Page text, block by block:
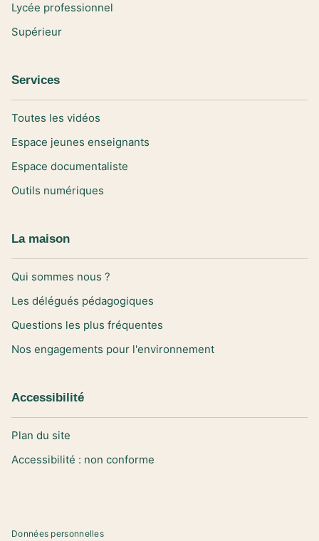
Lycée professionnel
Supérieur
Services
Toutes les vidéos
Espace jeunes enseignants
Espace documentaliste
Outils numériques
La maison
Qui sommes nous ?
Les délégués pédagogiques
Questions les plus fréquentes
Nos engagements pour l'environnement
Accessibilité
Plan du site
Accessibilité : non conforme
Données personnelles